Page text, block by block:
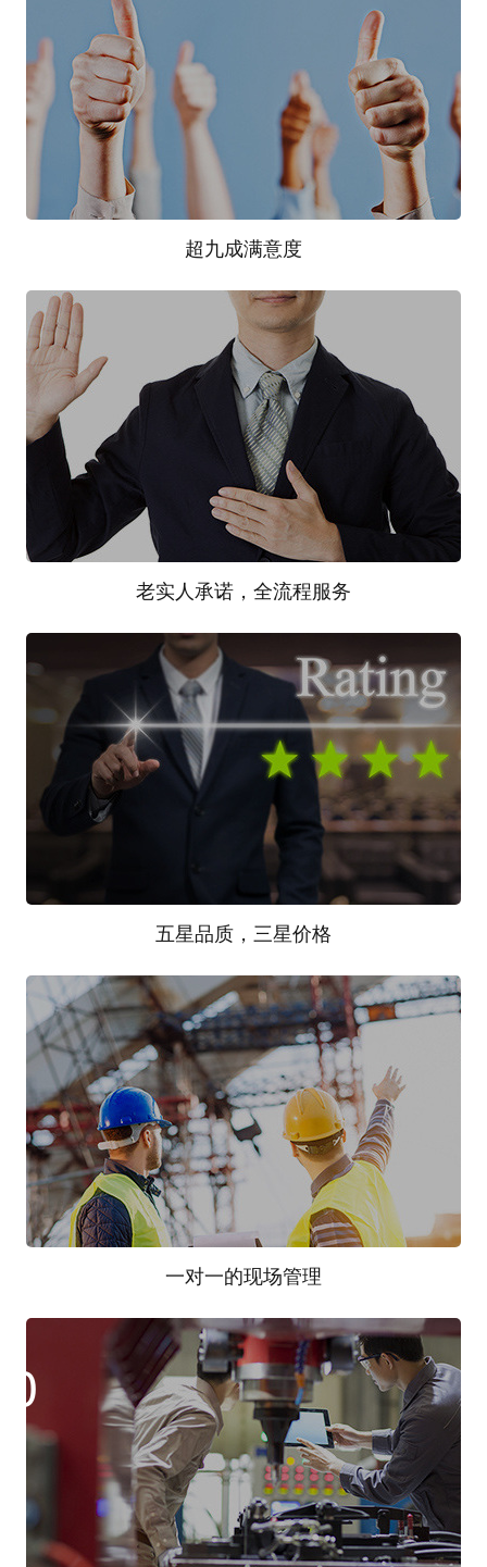
多年积累，多年沉淀，700余项项目经验---交了学费
后的经验总结（部分项目展示）
公司九成客户来源于回头客户和转介绍客户；公司曾
一个客户反复合作和转介绍16次，成交金额2800多
万，前后持续五年，并且还在继续！
超九成满意度
我们实话实说，说到做到；我们多年无一起施工班组
围堵项目部事件。无一起拖欠民工工资事件；我们认
为：签单才是服务的开始，我们看重的不是一次合
作，我们期待N次合作。
老实人承诺，全流程服务
五星品质：有保障的材料和施工；靠谱的咨询；诚信
的兑现；三星价格：用买大众车的钱买了一辆高级别
的奔驰。
五星品质，三星价格
一个工地一个专职施工管理人员；公司多年来最大的
一起安全事故为一个工人的脚踝粉碎性骨折；公司近
5年来无一起因自身管理原因造成的质量事故。
一对一的现场管理